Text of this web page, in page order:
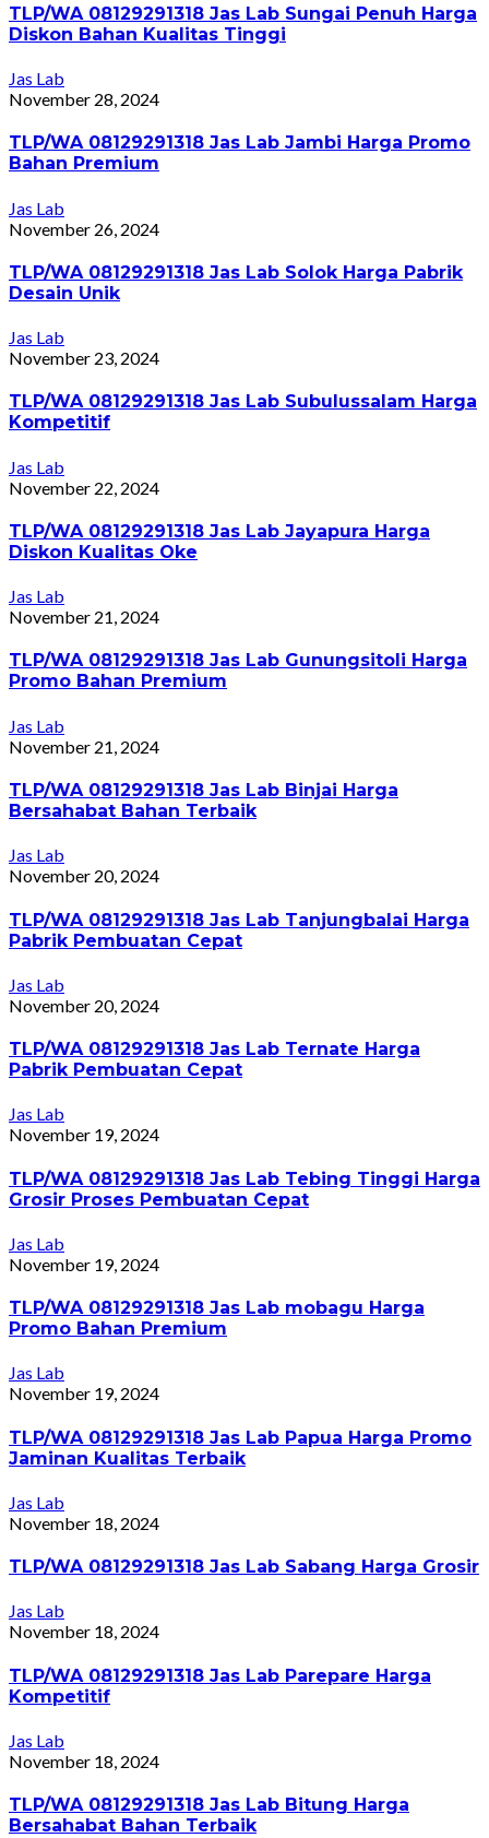
TLP/WA 08129291318 Jas Lab Sungai Penuh Harga
Diskon Bahan Kualitas Tinggi
Jas Lab
November 28, 2024
TLP/WA 08129291318 Jas Lab Jambi Harga Promo
Bahan Premium
Jas Lab
November 26, 2024
TLP/WA 08129291318 Jas Lab Solok Harga Pabrik
Desain Unik
Jas Lab
November 23, 2024
TLP/WA 08129291318 Jas Lab Subulussalam Harga
Kompetitif
Jas Lab
November 22, 2024
TLP/WA 08129291318 Jas Lab Jayapura Harga
Diskon Kualitas Oke
Jas Lab
November 21, 2024
TLP/WA 08129291318 Jas Lab Gunungsitoli Harga
Promo Bahan Premium
Jas Lab
November 21, 2024
TLP/WA 08129291318 Jas Lab Binjai Harga
Bersahabat Bahan Terbaik
Jas Lab
November 20, 2024
TLP/WA 08129291318 Jas Lab Tanjungbalai Harga
Pabrik Pembuatan Cepat
Jas Lab
November 20, 2024
TLP/WA 08129291318 Jas Lab Ternate Harga
Pabrik Pembuatan Cepat
Jas Lab
November 19, 2024
TLP/WA 08129291318 Jas Lab Tebing Tinggi Harga
Grosir Proses Pembuatan Cepat
Jas Lab
November 19, 2024
TLP/WA 08129291318 Jas Lab mobagu Harga
Promo Bahan Premium
Jas Lab
November 19, 2024
TLP/WA 08129291318 Jas Lab Papua Harga Promo
Jaminan Kualitas Terbaik
Jas Lab
November 18, 2024
TLP/WA 08129291318 Jas Lab Sabang Harga Grosir
Jas Lab
November 18, 2024
TLP/WA 08129291318 Jas Lab Parepare Harga
Kompetitif
Jas Lab
November 18, 2024
TLP/WA 08129291318 Jas Lab Bitung Harga
Bersahabat Bahan Terbaik